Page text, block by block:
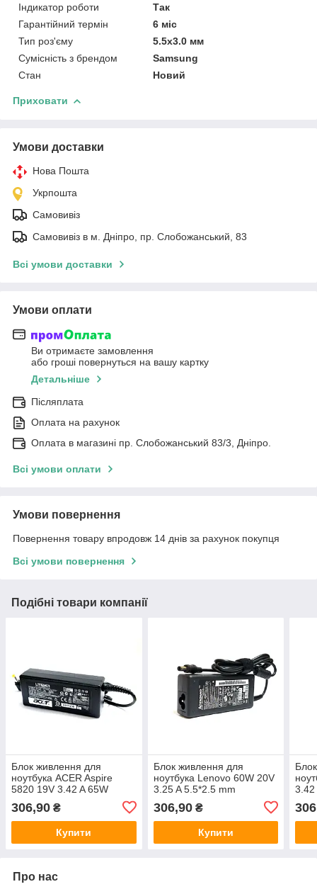
Індикатор роботи
Так
Гарантійний термін
6 міс
Тип роз'єму
5.5x3.0 мм
Сумісність з брендом
Samsung
Стан
Новий
Приховати
Умови доставки
Нова Пошта
Укрпошта
Самовивіз
Самовивіз в м. Дніпро, пр. Слобожанський, 83
Всі умови доставки
Умови оплати
Ви отримаєте замовлення
або гроші повернуться на вашу картку
Детальніше
Післяплата
Оплата на рахунок
Оплата в магазині пр. Слобожанський 83/3, Дніпро.
Всі умови оплати
Умови повернення
Повернення товару впродовж 14 днів за рахунок покупця
Всі умови повернення
Подібні товари компанії
Блок живлення для
ноутбука ACER Aspire
5820 19V 3.42 A 65W
306,90 ₴
Купити
Блок живлення для
ноутбука Lenovo 60W 20V
3.25 A 5.5*2.5 mm
306,90₴
Купити
3.42
Про нас